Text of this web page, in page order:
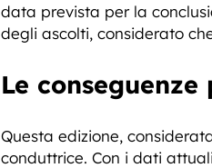
data prevista per la
degli ascolti, considerato
Le
Questa edizione,
conduttrice. Con i dati